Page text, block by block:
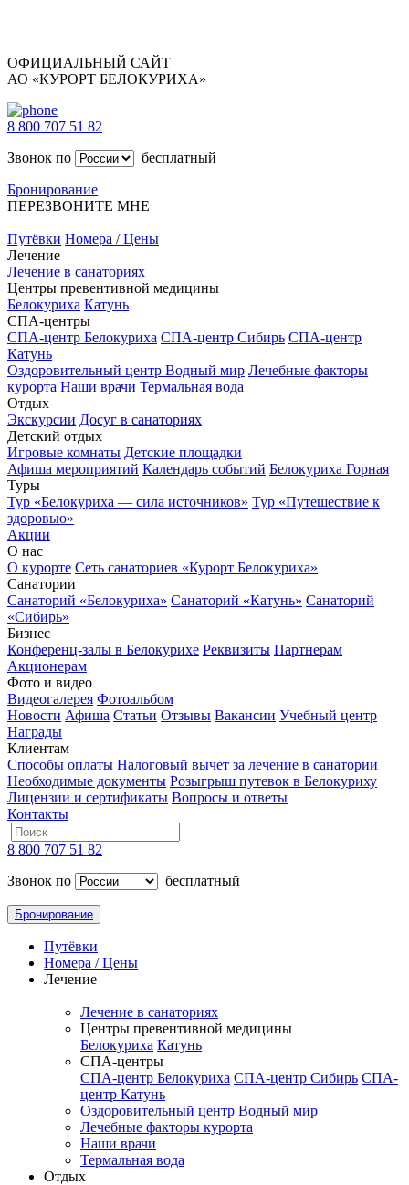
ОФИЦИАЛЬНЫЙ САЙТ
АО «КУРОРТ БЕЛОКУРИХА»
8 800 707 51 82
Звонок по
бесплатный
Бронирование
ПЕРЕЗВОНИТЕ МНЕ
Путёвки Номера / Цены
Лечение
Лечение в санаториях
Центры превентивной медицины
Белокуриха Катунь
СПА-центры
СПА-центр Белокуриха СПА-центр Сибирь СПА-центр
Катунь
Оздоровительный центр Водный мир Лечебные факторы
курорта Наши врачи Термальная вода
Отдых
Экскурсии Досуг в санаториях
Детский отдых
Игровые комнаты Детские площадки
Афиша мероприятий Календарь событий Белокуриха Горная
Туры
Тур «Белокуриха — сила источников» Тур «Путешествие к
здоровью»
Акции
О нас
О курорте Сеть санаториев «Курорт Белокуриха»
Санатории
Санаторий «Белокуриха» Санаторий «Катунь» Санаторий
«Сибирь»
Бизнес
Конференц-залы в Белокурихе Реквизиты Партнерам
Акционерам
Фото и видео
Видеогалерея Фотоальбом
Новости Афиша Статьи Отзывы Вакансии Учебный центр
Награды
Клиентам
Способы оплаты Налоговый вычет за лечение в санатории
Необходимые документы Розыгрыш путевок в Белокуриху
Лицензии и сертификаты Вопросы и ответы
Контакты
8 800 707 51 82
Звонок по
бесплатный
Бронирование
Путёвки
Номера / Цены
Лечение
Лечение в санаториях
Центры превентивной медицины
Белокуриха Катунь
СПА-центры
СПА-центр Белокуриха СПА-центр Сибирь СПА-
центр Катунь
Оздоровительный центр Водный мир
Лечебные факторы курорта
Наши врачи
Термальная вода
Отдых